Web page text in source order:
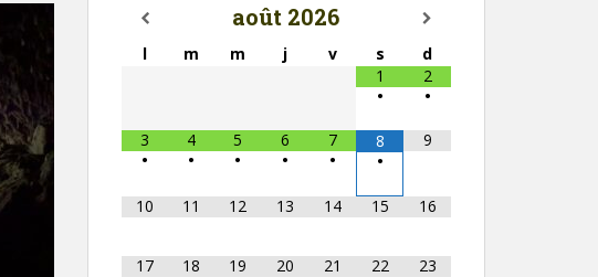
août 2026
l m m j v s
d
1
•
2
•
3
•
4
•
5
•
6
•
7
•
8
•
9
10 11 12 13 14 15 16
17 18 19 20 21 22 23